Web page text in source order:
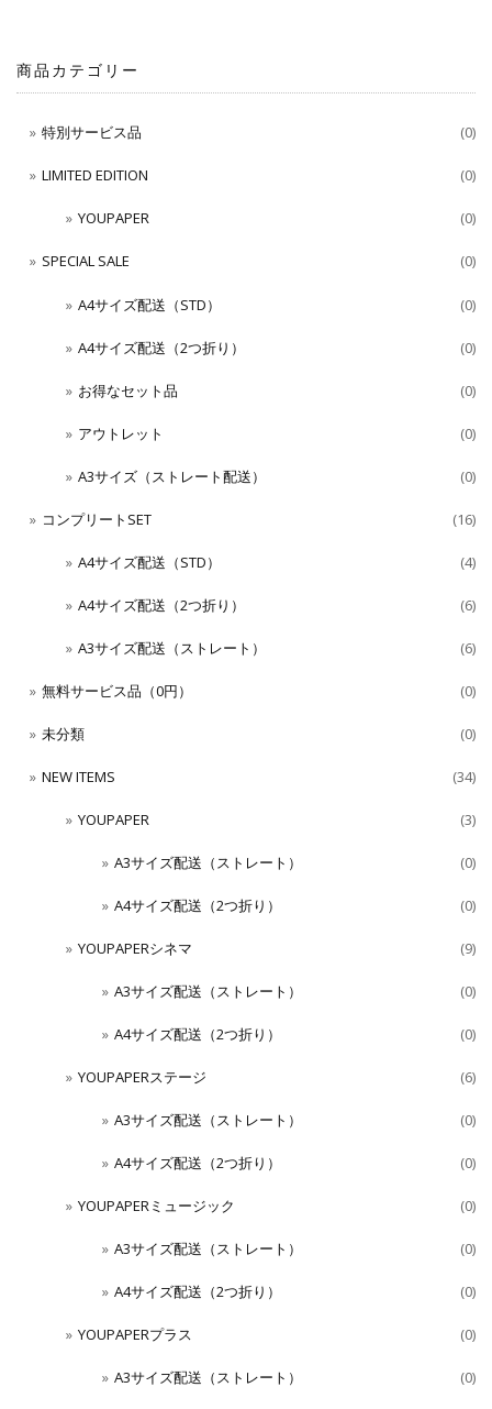
商品カテゴリー
特別サービス品 (0)
LIMITED EDITION (0)
YOUPAPER (0)
SPECIAL SALE (0)
A4サイズ配送（STD） (0)
A4サイズ配送（2つ折り） (0)
お得なセット品 (0)
アウトレット (0)
A3サイズ（ストレート配送） (0)
コンプリートSET (16)
A4サイズ配送（STD） (4)
A4サイズ配送（2つ折り） (6)
A3サイズ配送（ストレート） (6)
無料サービス品（0円） (0)
未分類 (0)
NEW ITEMS (34)
YOUPAPER (3)
A3サイズ配送（ストレート） (0)
A4サイズ配送（2つ折り） (0)
YOUPAPERシネマ (9)
A3サイズ配送（ストレート） (0)
A4サイズ配送（2つ折り） (0)
YOUPAPERステージ (6)
A3サイズ配送（ストレート） (0)
A4サイズ配送（2つ折り） (0)
YOUPAPERミュージック (0)
A3サイズ配送（ストレート） (0)
A4サイズ配送（2つ折り） (0)
YOUPAPERプラス (0)
A3サイズ配送（ストレート） (0)